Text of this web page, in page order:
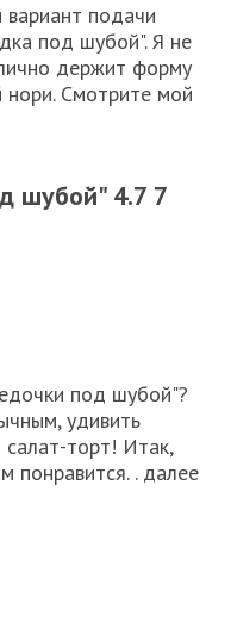
подачи
под шубой". Я не
держит форму
Смотрите мой
шубой" 4.7 7
под шубой"?
удивить
салат-торт! Итак,
понравится. . далее